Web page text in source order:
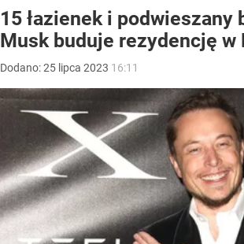
15 łazienek i podwieszany
Musk buduje rezydencję w
Dodano:25 lipca 2023 16:11